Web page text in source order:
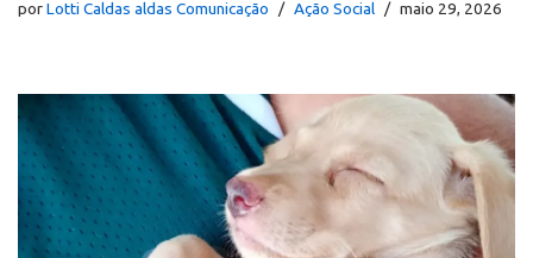
porLotti Caldas aldas Comunicação Ação Social maio 29, 2026